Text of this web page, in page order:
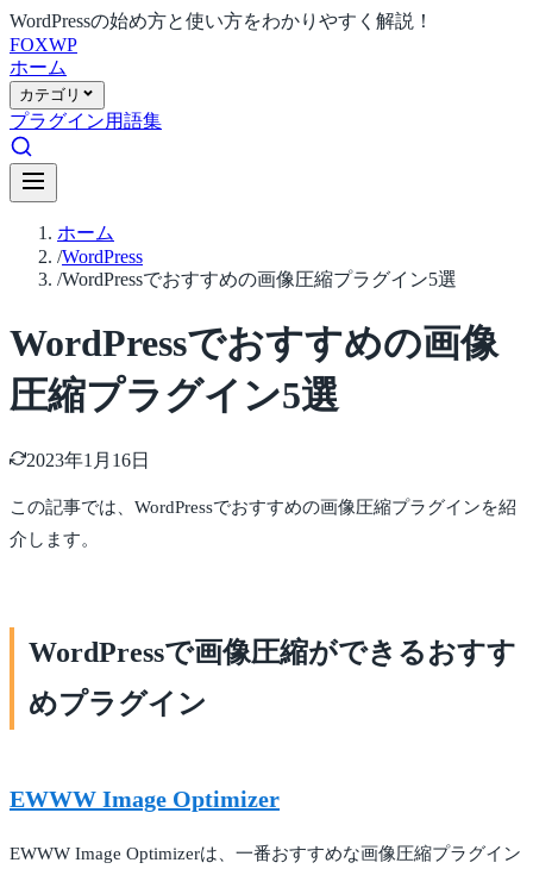
WordPressの始め方と使い方をわかりやすく解説！
FOXWP
ホーム
カテゴリ
プラグイン用語集
ホーム
/WordPress
/WordPressでおすすめの画像圧縮プラグイン5選
WordPressでおすすめの画像
圧縮プラグイン5選
2023年1月16日
この記事では、WordPressでおすすめの画像圧縮プラグインを紹
介します。
WordPressで画像圧縮ができるおすす
めプラグイン
EWWW Image Optimizer
EWWW Image Optimizerは、一番おすすめな画像圧縮プラグイン